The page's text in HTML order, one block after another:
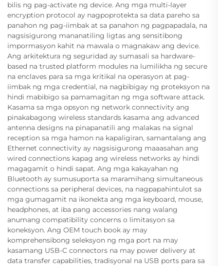
bilis ng pag-activate ng device. Ang mga multi-layer
encryption protocol ay nagpoprotekta sa data pareho sa
panahon ng pag-iimbak at sa panahon ng pagpapadala, na
nagsisigurong mananatiling ligtas ang sensitibong
impormasyon kahit na mawala o magnakaw ang device.
Ang arkitektura ng seguridad ay sumasali sa hardware-
based na trusted platform modules na lumilikha ng secure
na enclaves para sa mga kritikal na operasyon at pag-
iimbak ng mga credential, na nagbibigay ng proteksyon na
hindi mabibigo sa pamamagitan ng mga software attack.
Kasama sa mga opsyon ng network connectivity ang
pinakabagong wireless standards kasama ang advanced
antenna designs na pinapanatili ang malakas na signal
reception sa mga hamon na kapaligiran, samantalang ang
Ethernet connectivity ay nagsisigurong maaasahan ang
wired connections kapag ang wireless networks ay hindi
magagamit o hindi sapat. Ang mga kakayahan ng
Bluetooth ay sumusuporta sa maramihang simultaneous
connections sa peripheral devices, na nagpapahintulot sa
mga gumagamit na ikonekta ang mga keyboard, mouse,
headphones, at iba pang accessories nang walang
anumang compatibility concerns o limitasyon sa
koneksyon. Ang OEM touch book ay may
komprehensibong seleksyon ng mga port na may
kasamang USB-C connectors na may power delivery at
data transfer capabilities, tradisyonal na USB ports para sa